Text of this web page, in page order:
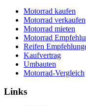
Motorrad kaufen
Motorrad verkaufen
Motorrad mieten
Motorrad
Reifen
Kaufvertrag
Umbauten
Motorrad-Vergleich
Links